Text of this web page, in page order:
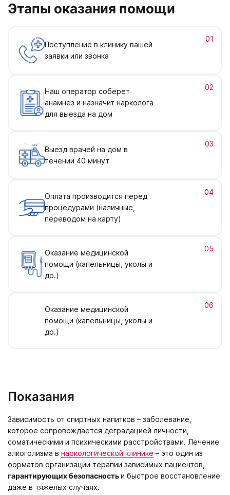
Этапы оказания помощи
Поступление в клинику вашей
заявки или звонка
01
Наш оператор соберет
анамнез и назначит нарколога
для выезда на дом
02
Выезд врачей на дом в
течении 40 минут
03
Оплата производится перед
процедурами (наличные,
переводом на карту)
04
Оказание медицинской
помощи (капельницы, уколы и
др.)
05
Оказание медицинской
помощи (капельницы, уколы и
др.)
06
Показания
Зависимость от спиртных напитков – заболевание,
которое сопровождается деградацией личности,
соматическими и психическими расстройствами. Лечение
алкоголизма в наркологической клинике – это один из
форматов организации терапии зависимых пациентов,
гарантирующих безопасностьи быстрое восстановление
даже в тяжелых случаях.